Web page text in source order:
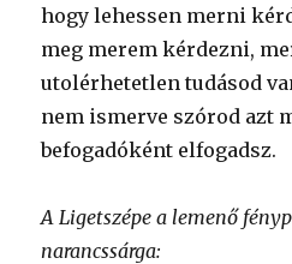
hogy lehessen merni
meg merem kérdezni,
utolérhetetlen tudásod
nem ismerve szórod azt
befogadóként elfogadsz.
A Ligetszépe a lemenő
narancssárga: